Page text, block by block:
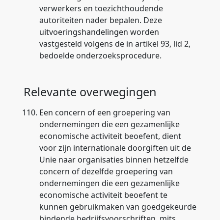
verwerkers en toezichthoudende
autoriteiten nader bepalen. Deze
uitvoeringshandelingen worden
vastgesteld volgens de in artikel 93, lid 2,
bedoelde onderzoeksprocedure.
Relevante overwegingen
110. Een concern of een groepering van
ondernemingen die een gezamenlijke
economische activiteit beoefent, dient
voor zijn internationale doorgiften uit de
Unie naar organisaties binnen hetzelfde
concern of dezelfde groepering van
ondernemingen die een gezamenlijke
economische activiteit beoefent te
kunnen gebruikmaken van goedgekeurde